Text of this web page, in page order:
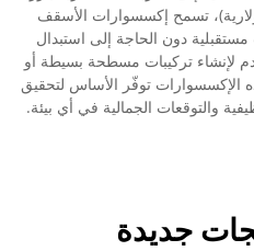
تسمح إكسسوارات الأسقف
مستقبلية دون الحاجة إلى استبدال
لإنشاء تركيبات مسطحة بسيطة أو
الإكسسوارات توفّر الأساس لتحقيق
والتوقعات الجمالية في أي بيئة.
جديدة